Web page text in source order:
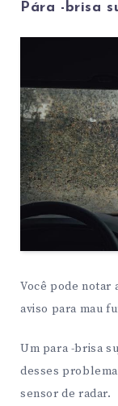
Pára -brisa
Você pode notar
aviso para mau
Um para -brisa
desses
sensor de radar.